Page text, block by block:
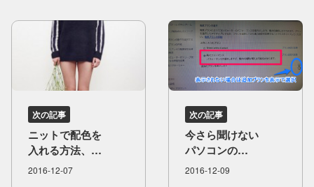
次の記事
ニットで​配色を​
入れる​方法、​
インターシャ、​
2016-12-07
次の記事
今さら​聞けない​
パソコンの​
トラブル・裏ワザの​
2016-12-09